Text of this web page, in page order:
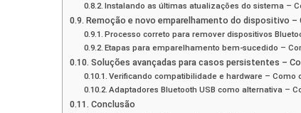
Instalando as últimas atualizações do sistema –
Remoção e novo emparelhamento do dispositivo
Processo correto para remover dispositivos
Etapas para emparelhamento bem-sucedido –
Soluções avançadas para casos persistentes –
Verificando compatibilidade e hardware – Como
Adaptadores Bluetooth USB como alternativa –
Conclusão